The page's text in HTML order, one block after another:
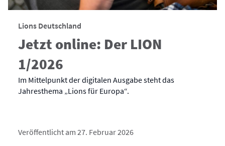
Lions Deutschland
Jetzt online: Der LION
1/2026
Im Mittelpunkt der digitalen Ausgabe steht das
Jahresthema „Lions für Europa“.
Veröffentlicht am 27. Februar 2026